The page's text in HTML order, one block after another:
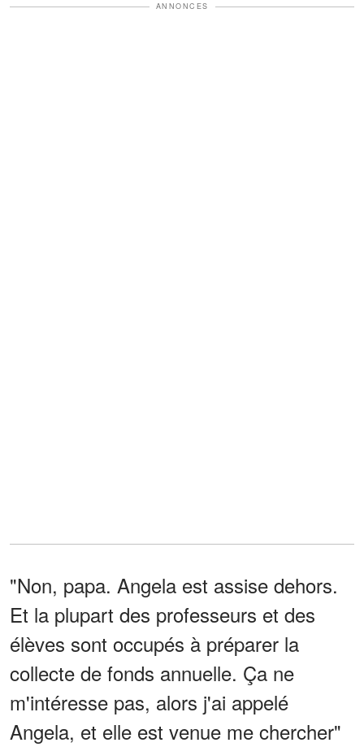
ANNONCES
"Non, papa. Angela est assise dehors.
Et la plupart des professeurs et des
élèves sont occupés à préparer la
collecte de fonds annuelle. Ça ne
m'intéresse pas, alors j'ai appelé
Angela, et elle est venue me chercher"